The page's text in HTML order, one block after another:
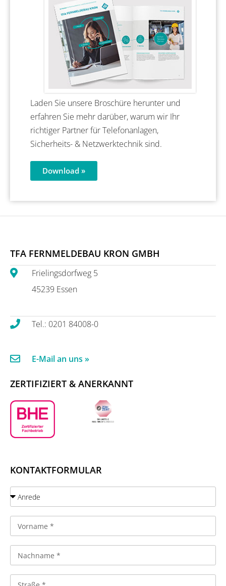
Laden Sie unsere Broschüre herunter und
erfahren Sie mehr darüber, warum wir Ihr
richtiger Partner für Telefonanlagen,
Sicherheits- & Netzwerktechnik sind.
Download »
TFA FERNMELDEBAU KRON GMBH
Frielingsdorfweg 5
45239 Essen
Tel.: 0201 84008-0
E-Mail an uns »
ZERTIFIZIERT & ANERKANNT
KONTAKTFORMULAR